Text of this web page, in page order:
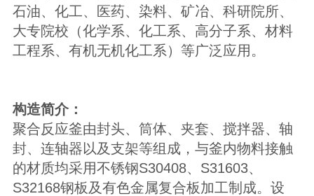
石油、化工、医药、染料、矿冶、科研院所、
大专院校（化学系、化工系、高分子系、材料
工程系、有机无机化工系）等广泛应用。
构造简介：
聚合反应釜由封头、筒体、夹套、搅拌器、轴
封、连轴器以及支架等组成，与釜内物料接触
的材质均采用不锈钢S30408、 S31603、
S32168钢板及有色金属复合板加工制成。设